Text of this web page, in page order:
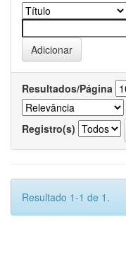
Resultados/Página
Registro(s)
Resultado 1-1 de 1.